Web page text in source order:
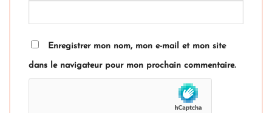
Enregistrer mon nom, mon e-mail et mon site
dans le navigateur pour mon prochain commentaire.